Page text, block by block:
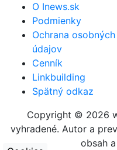
O Inews.sk
Podmienky
Ochrana osobných
údajov
Cenník
Linkbuilding
Spätný odkaz
Copyright © 2026
vyhradené. Autor a
obsah